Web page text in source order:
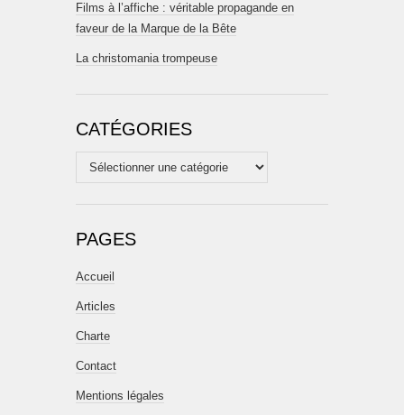
Films à l’affiche : véritable propagande en
faveur de la Marque de la Bête
La christomania trompeuse
CATÉGORIES
Catégories
PAGES
Accueil
Articles
Charte
Contact
Mentions légales